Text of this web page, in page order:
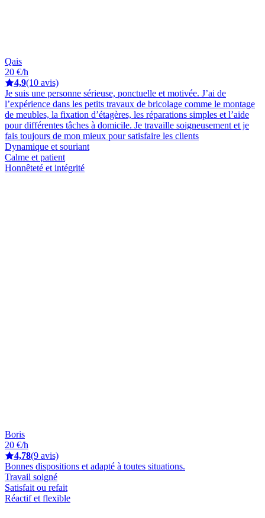
Qais
20 €/h
4,9(10 avis)
Je suis une personne sérieuse, ponctuelle et motivée. J’ai de
l’expérience dans les petits travaux de bricolage comme le montage
de meubles, la fixation d’étagères, les réparations simples et l’aide
pour différentes tâches à domicile. Je travaille soigneusement et je
fais toujours de mon mieux pour satisfaire les clients
Dynamique et souriant
Calme et patient
Honnêteté et intégrité
Boris
20 €/h
4,78(9 avis)
Bonnes dispositions et adapté à toutes situations.
Travail soigné
Satisfait ou refait
Réactif et flexible